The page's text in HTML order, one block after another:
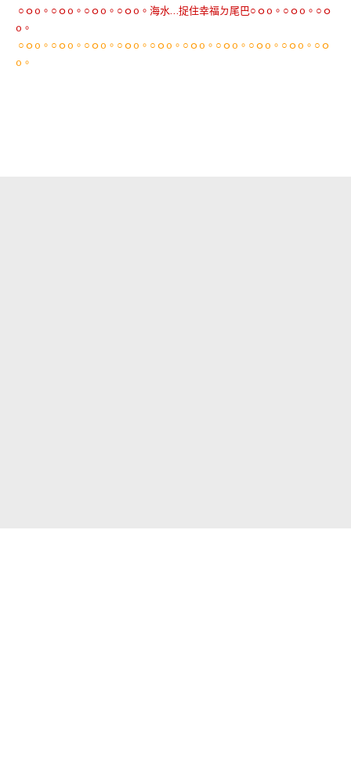
○ｏo。○ｏo。○ｏo。○ｏo。海水…捉住幸福ㄉ尾巴○ｏo。○ｏo。○ｏ
o。
○ｏo。○ｏo。○ｏo。○ｏo。○ｏo。○ｏo。○ｏo。○ｏo。○ｏo。○ｏ
o。